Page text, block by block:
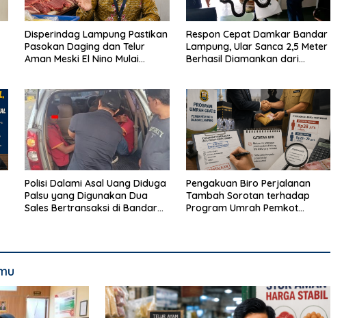
Disperindag Lampung Pastikan
Pasokan Daging dan Telur
Aman Meski El Nino Mulai
Respon Cepat Damkar Bandar
Lampung, Ular Sanca 2,5 Meter
Berhasil Diamankan dari
Polisi Dalami Asal Uang Diduga
Palsu yang Digunakan Dua
Sales Bertransaksi di Bandar
Pengakuan Biro Perjalanan
Tambah Sorotan terhadap
Program Umrah Pemkot